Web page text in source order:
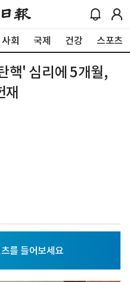
사회 국제 건강 스포츠
핵' 심리에 5개월,
재